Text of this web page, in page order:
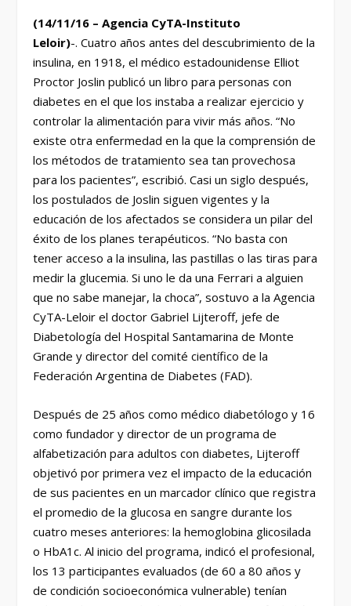
(14/11/16 – Agencia CyTA-Instituto
Leloir)-. Cuatro años antes del descubrimiento de la
insulina, en 1918, el médico estadounidense Elliot
Proctor Joslin publicó un libro para personas con
diabetes en el que los instaba a realizar ejercicio y
controlar la alimentación para vivir más años. “No
existe otra enfermedad en la que la comprensión de
los métodos de tratamiento sea tan provechosa
para los pacientes”, escribió. Casi un siglo después,
los postulados de Joslin siguen vigentes y la
educación de los afectados se considera un pilar del
éxito de los planes terapéuticos. “No basta con
tener acceso a la insulina, las pastillas o las tiras para
medir la glucemia. Si uno le da una Ferrari a alguien
que no sabe manejar, la choca”, sostuvo a la Agencia
CyTA-Leloir el doctor Gabriel Lijteroff, jefe de
Diabetología del Hospital Santamarina de Monte
Grande y director del comité científico de la
Federación Argentina de Diabetes (FAD).
Después de 25 años como médico diabetólogo y 16
como fundador y director de un programa de
alfabetización para adultos con diabetes, Lijteroff
objetivó por primera vez el impacto de la educación
de sus pacientes en un marcador clínico que registra
el promedio de la glucosa en sangre durante los
cuatro meses anteriores: la hemoglobina glicosilada
o HbA1c. Al inicio del programa, indicó el profesional,
los 13 participantes evaluados (de 60 a 80 años y
de condición socioeconómica vulnerable) tenían